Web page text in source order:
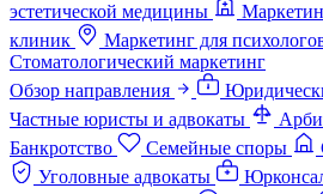
эстетической медицины
клиник
Маркетинг для
Стоматологический маркетинг
Обзор направления
Частные юристы и адвокаты
Банкротство
Семейные споры
Уголовные адвокаты